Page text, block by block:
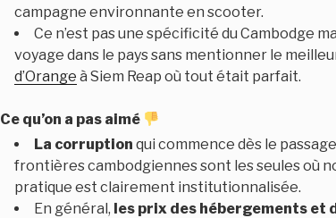
campagne environnante en scooter.
Ce n’est pas une spécificité du Cambodge
voyage dans le pays sans mentionner le
d’Orange à Siem Reap où tout était parfait.
Ce qu’on a pas aimé
La corruption qui commence dès le
frontières cambodgiennes sont les seules où
pratique est clairement institutionnalisée.
En général, les prix des hébergements et